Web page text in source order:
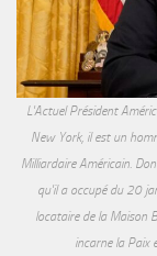
L'Actuel Président
New York, il est un
Milliardaire Américain.
qu'il a occupé du 20
locataire de la Maison
incarne la Paix